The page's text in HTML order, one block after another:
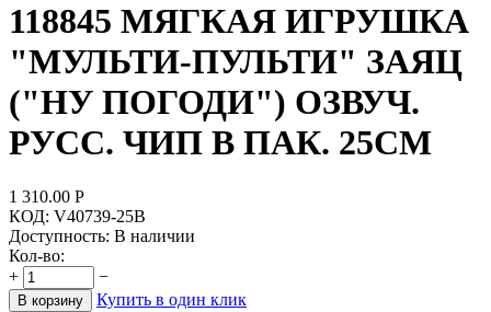
118845 МЯГКАЯ ИГРУШКА
"МУЛЬТИ-ПУЛЬТИ" ЗАЯЦ
("НУ ПОГОДИ") ОЗВУЧ.
РУСС. ЧИП В ПАК. 25СМ
1 310.00 Р
КОД: V40739-25B
Доступность: В наличии
Кол-во:
+
−
В корзину Купить в один клик